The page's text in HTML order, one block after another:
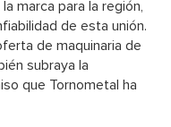
marca para la región,
de esta unión.
de maquinaria de
subraya la
que Tornometal ha